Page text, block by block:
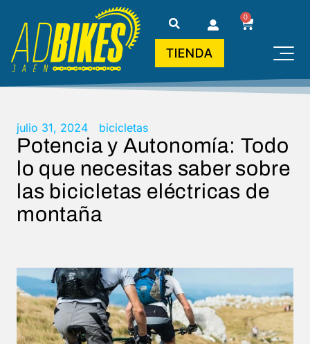
TIENDA
0
julio 31, 2024 bicicletas
Potencia y Autonomía: Todo
lo que necesitas saber sobre
las bicicletas eléctricas de
montaña